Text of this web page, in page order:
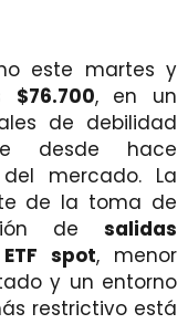
este martes y
$76.700, en un
de debilidad
desde hace
mercado. La
de la toma de
de salidas
spot, menor
y un entorno
restrictivo está